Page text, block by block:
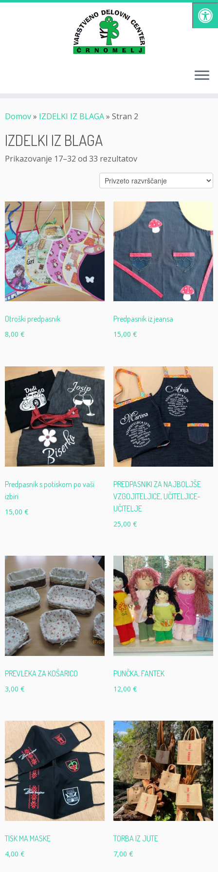
Skoči
Domov» IZDELKI IZ BLAGA» Stran 2
IZDELKI IZ BLAGA
Prikazovanje 17–32 od 33 rezultatov
Otroški predpasnik
8,00 €
Predpasnik iz jeansa
15,00 €
Predpasnik s potiskom po vaši
izbiri
15,00 €
PREDPASNIKI ZA NAJBOLJŠE
VZGOJITELJICE, UČITELJICE-
UČITELJE
25,00 €
PREVLEKA ZA KOŠARICO
3,00 €
PUNČKA, FANTEK
12,00 €
TISK MA MASKE
4,00 €
TORBA IZ JUTE
7,00 €